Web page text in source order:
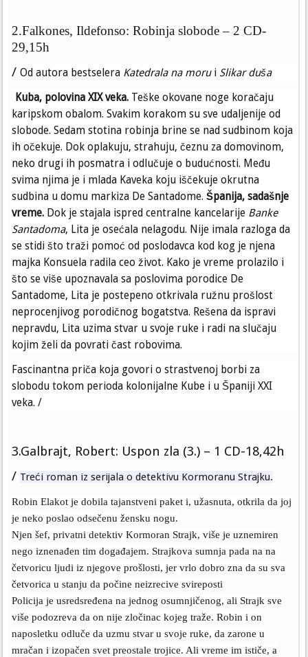
2.Falkones, Ildefonso: Robinja slobode – 2 CD-
29,15h
/Od autora bestselera Katedrala na morui Slikar duša
Kuba, polovina XIX veka. Teške okovane noge koračaju
karipskom obalom. Svakim korakom su sve udaljenije od
slobode. Sedam stotina robinja brine se nad sudbinom koja
ih očekuje. Dok oplakuju, strahuju, čeznu za domovinom,
neko drugi ih posmatra i odlučuje o budućnosti. Među
svima njima je i mlada Kaveka koju iščekuje okrutna
sudbina u domu markiza De Santadome.Španija, sadašnje
vreme. Dok je stajala ispred centralne kancelarije Banke
Santadoma, Lita je osećala nelagodu. Nije imala razloga da
se stidi što traži pomoć od poslodavca kod kog je njena
majka Konsuela radila ceo život. Kako je vreme prolazilo i
što se više upoznavala sa poslovima porodice De
Santadome, Lita je postepeno otkrivala ružnu prošlost
neprocenjivog porodičnog bogatstva. Rešena da ispravi
nepravdu, Lita uzima stvar u svoje ruke i radi na slučaju
kojim želi da povrati čast robovima.
Fascinantna priča koja govori o strastvenoj borbi za
slobodu tokom perioda kolonijalne Kube i u Španiji XXI
veka. /
3.Galbrajt, Robert: Uspon zla (3.) – 1 CD-18,42h
/ Treći roman iz serijala o detektivu Kormoranu Strajku.
Robin Elakot je dobila tajanstveni paket i, užasnuta, otkrila da joj
je neko poslao odsečenu žensku nogu.
Njen šef, privatni detektiv Kormoran Strajk, više je uznemiren
nego iznenađen tim događajem. Strajkova sumnja pada na na
četvoricu ljudi iz njegove prošlosti, jer vrlo dobro zna da su sva
četvorica u stanju da počine neizrecive svireposti
Policija je usredsređena na jednog osumnjičenog, ali Strajk sve
više podozreva da on nije zločinac kojeg traže. Robin i on
naposletku odluče da uzmu stvar u svoje ruke, da zarone u
mračan i izopačen svet preostale trojice. Ali vreme im ističe, a